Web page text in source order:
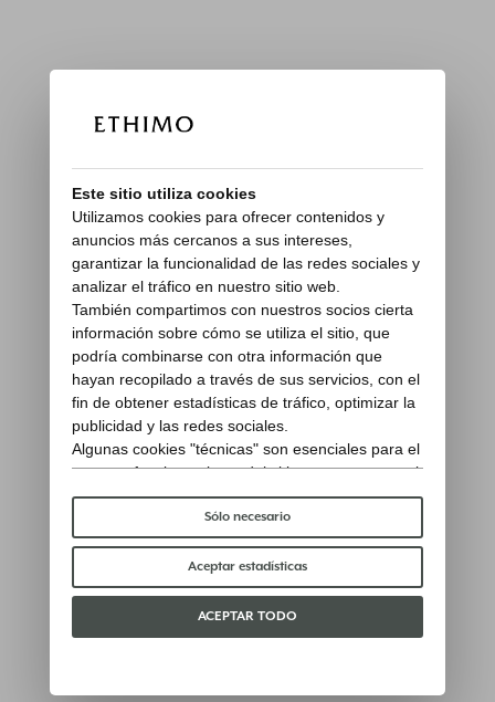
Este sitio utiliza cookies
Utilizamos cookies para ofrecer contenidos y
anuncios más cercanos a sus intereses,
garantizar la funcionalidad de las redes sociales y
analizar el tráfico en nuestro sitio web.
También compartimos con nuestros socios cierta
información sobre cómo se utiliza el sitio, que
podría combinarse con otra información que
hayan recopilado a través de sus servicios, con el
fin de obtener estadísticas de tráfico, optimizar la
publicidad y las redes sociales.
Algunas cookies "técnicas" son esenciales para el
correcto funcionamiento del sitio y no procesan ni
comparten ningún dato personal con terceros.
Para saber más puedes consultar nuestra
de cookies.
Por favor, elige qué cookies aceptar:
Sólo necesario
Aceptar estadísticas
ACEPTAR TODO